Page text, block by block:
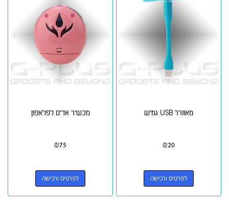
מאוורר USB גמיש
₪20
לפרטים ורכישה
מכשיר אדים לפלאפון
₪75
לפרטים ורכישה